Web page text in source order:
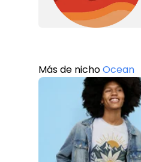
Más de nichoOcean